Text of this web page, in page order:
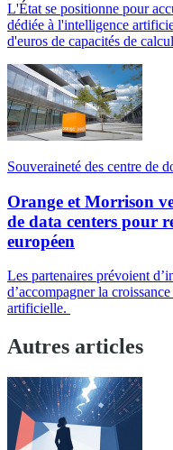
L'État se positionne pour
dédiée à l'intelligence
d'euros de capacités de
Souveraineté des centre de
Orange et Morrison
de data centers pour
européen
Les partenaires prévoient
d’accompagner la
artificielle.
Autres articles